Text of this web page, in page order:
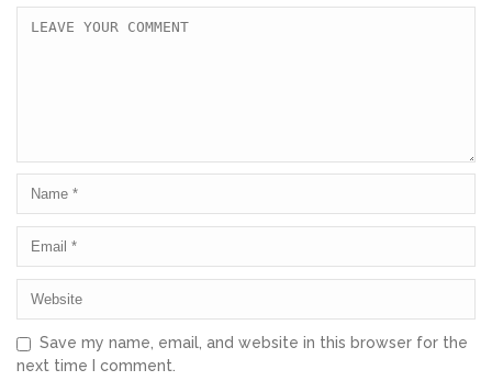
Save my name, email, and website in this browser for the
next time I comment.